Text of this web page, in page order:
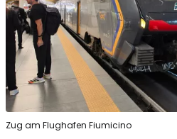
Zug am Flughafen Fiumicino